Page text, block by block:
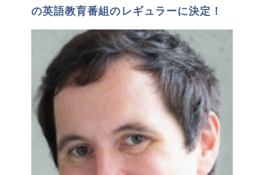
の英語教育番組のレギュラーに決定！